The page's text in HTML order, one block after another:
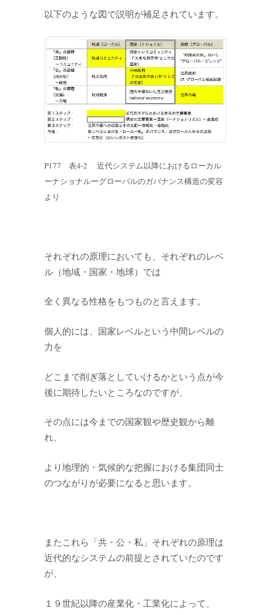
以下のような図で説明が補足されています。
P177 表4-2 近代システム以降におけるローカル
ーナショナルーグローバルのガバナンス構造の変容
より
それぞれの原理においても、それぞれのレベ
ル（地域・国家・地球）では
全く異なる性格をもつものと言えます。
個人的には、国家レベルという中間レベルの
力を
どこまで削ぎ落としていけるかという点が今
後に期待したいところなのですが、
その点には今までの国家観や歴史観から離
れ、
より地理的・気候的な把握における集団同士
のつながりが必要になると思います。
またこれら「共・公・私」それぞれの原理は
近代的なシステムの前提とされていたのです
が、
１９世紀以降の産業化・工業化によって、